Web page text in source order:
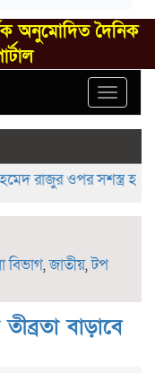
অনুমোদিত দৈনিক
Toggle
রাজুর ওপর সশস্ত্র
বিভাগ,জাতীয়,টপ
বাড়াবে